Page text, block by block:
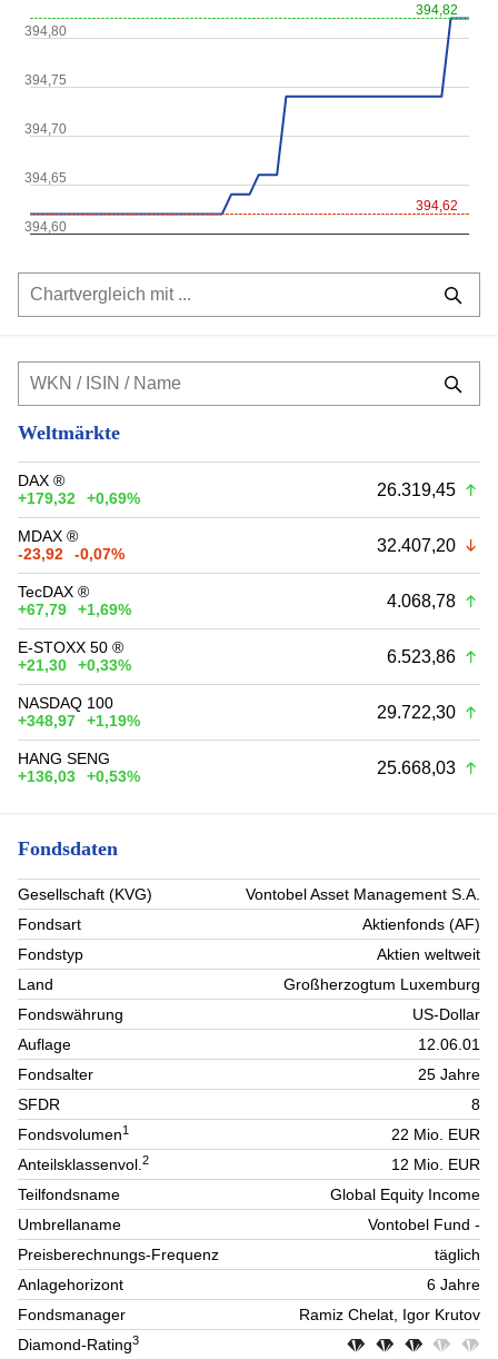
394,82
394,62
394,60
394,70
394,80
394,65
394,75
Weltmärkte
DAX ®
+179,32
+0,69% 26.319,45
MDAX ®
-23,92
-0,07% 32.407,20
TecDAX ®
+67,79
+1,69% 4.068,78
E-STOXX 50 ®
+21,30
+0,33% 6.523,86
NASDAQ 100
+348,97
+1,19% 29.722,30
HANG SENG
+136,03
+0,53% 25.668,03
Fondsdaten
Gesellschaft (KVG)
Vontobel Asset Management S.A.
Fondsart
Aktienfonds (AF)
Fondstyp
Aktien weltweit
Land
Großherzogtum Luxemburg
Fondswährung
US-Dollar
Auflage
12.06.01
Fondsalter
25 Jahre
SFDR
8
Fondsvolumen1
22 Mio. EUR
Anteilsklassenvol.2
12 Mio. EUR
Teilfondsname
Global Equity Income
Umbrellaname
Vontobel Fund -
Preisberechnungs-Frequenz
täglich
Anlagehorizont
6 Jahre
Fondsmanager
Ramiz Chelat, Igor Krutov
Diamond-Rating3